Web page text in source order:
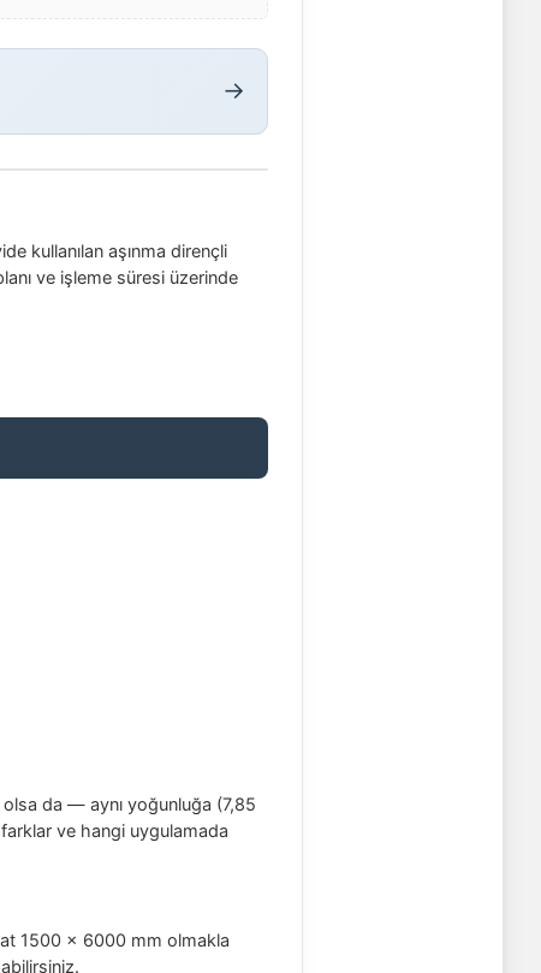
→
kullanılan aşınma dirençli
ve işleme süresi üzerinde
da — aynı yoğunluğa (7,85
farklar ve hangi uygulamada
1500 × 6000 mm olmakla